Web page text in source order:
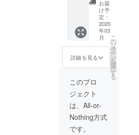
収納
BOXへ
のサイ
ン ・九
目先生
描き下
ろしイ
紙→デ
ザイン2
種（ア
メリア
＆ヒズ
ベルト
・書籍
全3巻
・描き
下ろし
漫画 ・
ポスト
カード
セット
・書籍
収納
BOX ・
『おと
ぎの
ファル
ス』特
お届
け予
定：
2020
年03
月
詳細を見る
こ
の
リ
タ
ー
ン
を
選
択
す
る
このプロ
ジェクト
は、All-or-
Nothing方式
です。